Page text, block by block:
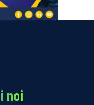
noi